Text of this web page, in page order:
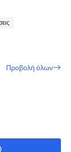
Προβολή όλων